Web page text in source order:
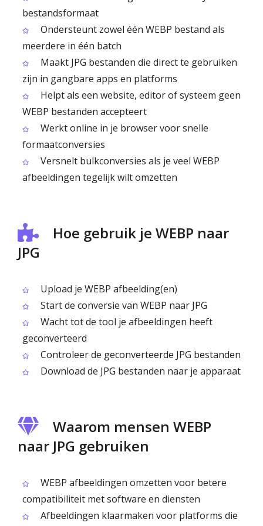
bestandsformaat
Ondersteunt zowel één WEBP bestand als
meerdere in één batch
Maakt JPG bestanden die direct te gebruiken
zijn in gangbare apps en platforms
Helpt als een website, editor of systeem geen
WEBP bestanden accepteert
Werkt online in je browser voor snelle
formaatconversies
Versnelt bulkconversies als je veel WEBP
afbeeldingen tegelijk wilt omzetten
Hoe gebruik je WEBP naar
JPG
Upload je WEBP afbeelding(en)
Start de conversie van WEBP naar JPG
Wacht tot de tool je afbeeldingen heeft
geconverteerd
Controleer de geconverteerde JPG bestanden
Download de JPG bestanden naar je apparaat
Waarom mensen WEBP
naar JPG gebruiken
WEBP afbeeldingen omzetten voor betere
compatibiliteit met software en diensten
Afbeeldingen klaarmaken voor platforms die